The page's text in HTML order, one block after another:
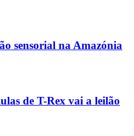
sensorial na Amazónia
de T-Rex vai a leilão